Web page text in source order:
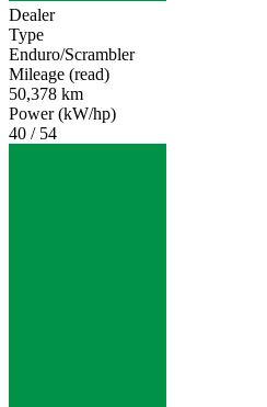
Dealer
Type
Enduro/Scrambler
Mileage (read)
50,378 km
Power (kW/hp)
40 / 54